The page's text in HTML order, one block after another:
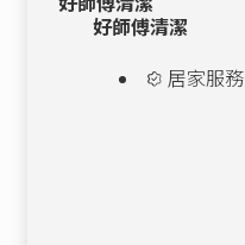
好師傅清潔
居家服務